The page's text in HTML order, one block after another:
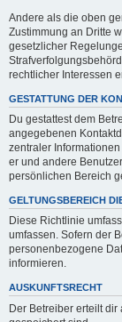
Andere als die oben
Zustimmung an Dritte
gesetzlicher
rechtlicher Interessen
GESTATTUNG DER
Du gestattest dem
angegebenen
zentraler
er und andere
persönlichen Bereich
GELTUNGSBEREICH
Diese Richtlinie
umfassen. Sofern der
personenbezogene
informieren.
AUSKUNFTSRECHT
Der Betreiber erteilt dir